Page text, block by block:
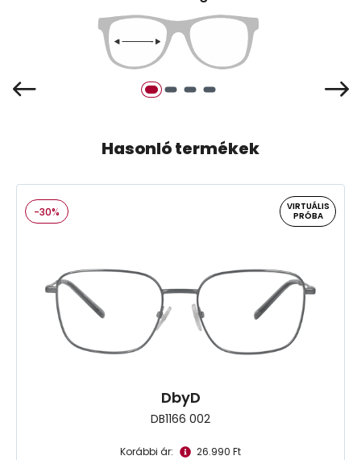
Hasonló termékek
-30%
VIRTUÁLIS
PRÓBA
DbyD
DB1166 002
Korábbi ár: 26.990 Ft